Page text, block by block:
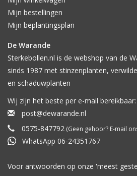
Mijn bestellingen
Mijn beplantingsplan
De Warande
Sterkebollen.nl is de webshop van de
sinds 1987 met stinzenplanten,
en schaduwplanten
Wij zijn het beste per e-mail bereikbaar:
post@dewarande.nl
0575-847792 (Geen gehoor? E-mail
WhatsApp 06-24351767
Voor antwoorden op onze 'meest